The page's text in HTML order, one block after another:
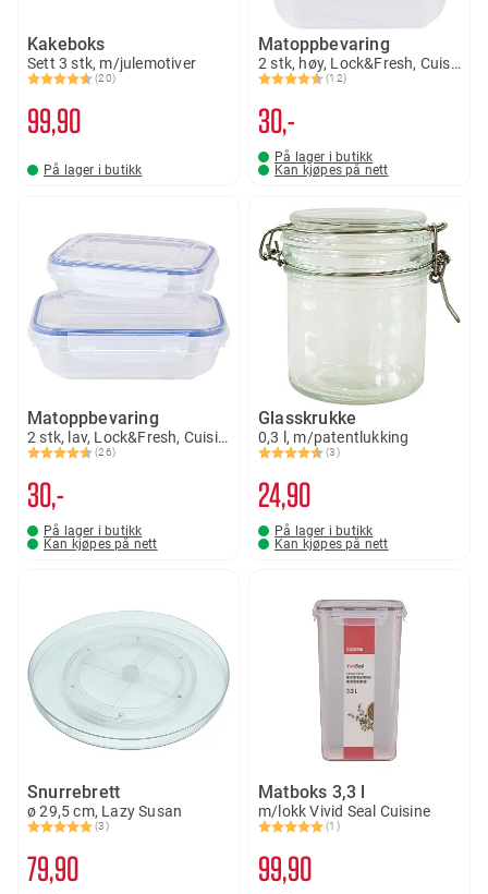
Kakeboks
Sett 3 stk, m/julemotiver
Karakter:
(20)
4.5 av 5 mulige
99 90
På lager i butikk
Matoppbevaring
2 stk, høy, Lock&Fresh, Cuisine
Karakter:
(12)
4.8 av 5 mulige
30,-
På lager i butikk
Kan kjøpes på nett
Matoppbevaring
2 stk, lav, Lock&Fresh, Cuisine
Karakter:
(26)
4.5 av 5 mulige
30,-
På lager i butikk
Kan kjøpes på nett
Glasskrukke
0,3 l, m/patentlukking
Karakter:
(3)
4.3 av 5 mulige
2490
På lager i butikk
Kan kjøpes på nett
Snurrebrett
ø 29,5 cm, Lazy Susan
Karakter:
(3)
5.0 av 5 mulige
79 90
Matboks 3,3 l
m/lokk Vivid Seal Cuisine
Karakter:
(1)
5.0 av 5 mulige
99 90